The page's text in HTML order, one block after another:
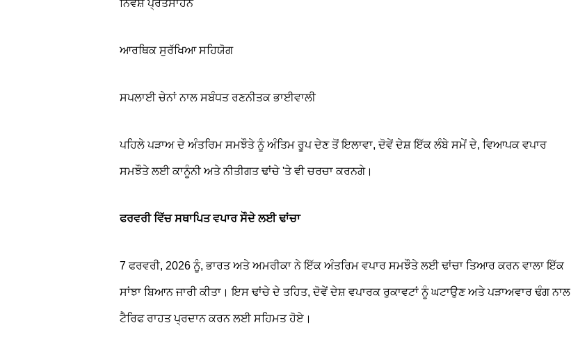
ਨਿਵੇਸ਼ ਪ੍ਰੋਤਸਾਹਨ
ਆਰਥਿਕ ਸੁਰੱਖਿਆ ਸਹਿਯੋਗ
ਸਪਲਾਈ ਚੇਨਾਂ ਨਾਲ ਸਬੰਧਤ ਰਣਨੀਤਕ ਭਾਈਵਾਲੀ
ਪਹਿਲੇ ਪੜਾਅ ਦੇ ਅੰਤਰਿਮ ਸਮਝੌਤੇ ਨੂੰ ਅੰਤਿਮ ਰੂਪ ਦੇਣ ਤੋਂ ਇਲਾਵਾ, ਦੋਵੇਂ ਦੇਸ਼ ਇੱਕ ਲੰਬੇ ਸਮੇਂ ਦੇ, ਵਿਆਪਕ ਵਪਾਰ
ਸਮਝੌਤੇ ਲਈ ਕਾਨੂੰਨੀ ਅਤੇ ਨੀਤੀਗਤ ਢਾਂਚੇ 'ਤੇ ਵੀ ਚਰਚਾ ਕਰਨਗੇ।
ਫਰਵਰੀ ਵਿੱਚ ਸਥਾਪਿਤ ਵਪਾਰ ਸੌਦੇ ਲਈ ਢਾਂਚਾ
7 ਫਰਵਰੀ, 2026 ਨੂੰ, ਭਾਰਤ ਅਤੇ ਅਮਰੀਕਾ ਨੇ ਇੱਕ ਅੰਤਰਿਮ ਵਪਾਰ ਸਮਝੌਤੇ ਲਈ ਢਾਂਚਾ ਤਿਆਰ ਕਰਨ ਵਾਲਾ ਇੱਕ
ਸਾਂਝਾ ਬਿਆਨ ਜਾਰੀ ਕੀਤਾ। ਇਸ ਢਾਂਚੇ ਦੇ ਤਹਿਤ, ਦੋਵੇਂ ਦੇਸ਼ ਵਪਾਰਕ ਰੁਕਾਵਟਾਂ ਨੂੰ ਘਟਾਉਣ ਅਤੇ ਪੜਾਅਵਾਰ ਢੰਗ ਨਾਲ
ਟੈਰਿਫ ਰਾਹਤ ਪ੍ਰਦਾਨ ਕਰਨ ਲਈ ਸਹਿਮਤ ਹੋਏ।